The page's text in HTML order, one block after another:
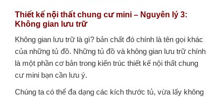
Thiết kế nội thất chung cư mini – Nguyên lý 3:
Không gian lưu trữ
Không gian lưu trữ là gì? bản chất đó chính là tên gọi khác
của những tủ đồ. Những tủ đồ và không gian lưu trữ chính
là một phần cơ bản trong kiến trúc thiết kế nội thất chung
cư mini bạn cần lưu ý.
Chúng ta có thể đa dạng các kích thước tủ, vừa lấy không